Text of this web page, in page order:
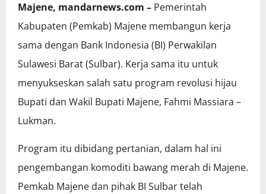
Majene, mandarnews.com – Pemerintah
Kabupaten (Pemkab) Majene membangun kerja
sama dengan Bank Indonesia (BI) Perwakilan
Sulawesi Barat (Sulbar). Kerja sama itu untuk
menyukseskan salah satu program revolusi hijau
Bupati dan Wakil Bupati Majene, Fahmi Massiara –
Lukman.
Program itu dibidang pertanian, dalam hal ini
pengembangan komoditi bawang merah di Majene.
Pemkab Majene dan pihak BI Sulbar telah